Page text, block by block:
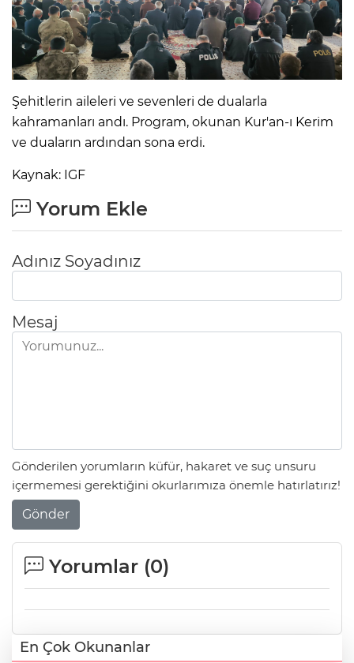
Şehitlerin aileleri ve sevenleri de dualarla
kahramanları andı. Program, okunan Kur'an-ı Kerim
ve duaların ardından sona erdi.
Kaynak: IGF
Yorum Ekle
Adınız Soyadınız
Mesaj
Gönderilen yorumların küfür, hakaret ve suç unsuru
içermemesi gerektiğini okurlarımıza önemle hatırlatırız!
Gönder
Yorumlar (0)
En Çok Okunanlar